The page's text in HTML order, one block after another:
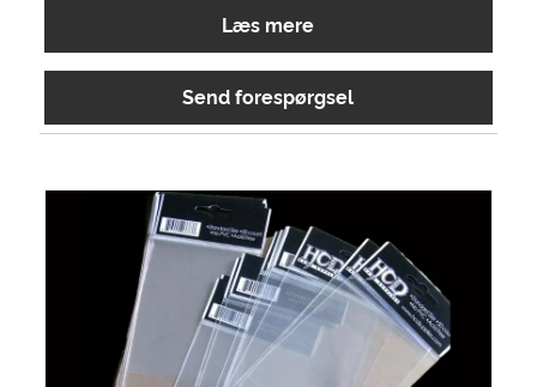
Læs mere
Send forespørgsel